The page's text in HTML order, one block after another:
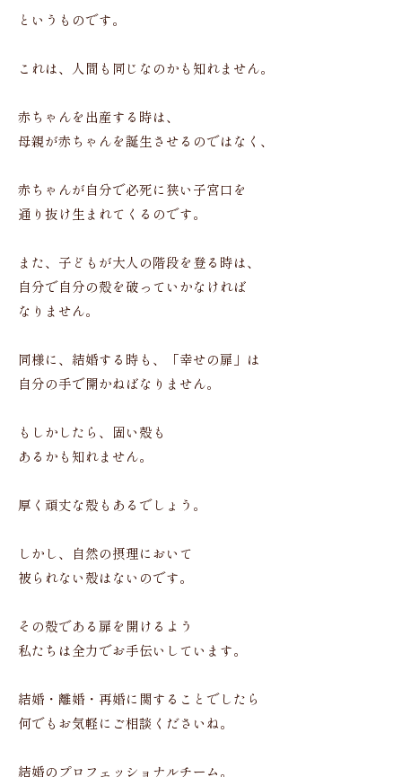
というものです。
これは、人間も同じなのかも知れません。
赤ちゃんを出産する時は、
母親が赤ちゃんを誕生させるのではなく、
赤ちゃんが自分で必死に狭い子宮口を
通り抜け生まれてくるのです。
また、子どもが大人の階段を登る時は、
自分で自分の殻を破っていかなければ
なりません。
同様に、結婚する時も、「幸せの扉」は
自分の手で開かねばなりません。
もしかしたら、固い殻も
あるかも知れません。
厚く頑丈な殻もあるでしょう。
しかし、自然の摂理において
被られない殻はないのです。
その殻である扉を開けるよう
私たちは全力でお手伝いしています。
結婚・離婚・再婚に関することでしたら
何でもお気軽にご相談くださいね。
結婚のプロフェッショナルチーム。